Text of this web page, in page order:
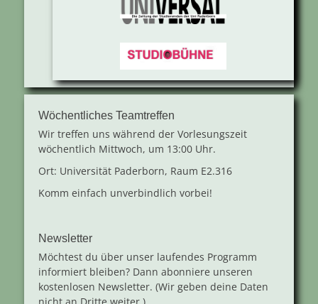
Wöchentliches Teamtreffen
Wir treffen uns während der Vorlesungszeit
wöchentlich Mittwoch, um 13:00 Uhr.
Ort: Universität Paderborn, Raum E2.316
Komm einfach unverbindlich vorbei!
Newsletter
Möchtest du über unser laufendes Programm
informiert bleiben? Dann abonniere unseren
kostenlosen Newsletter. (Wir geben deine Daten